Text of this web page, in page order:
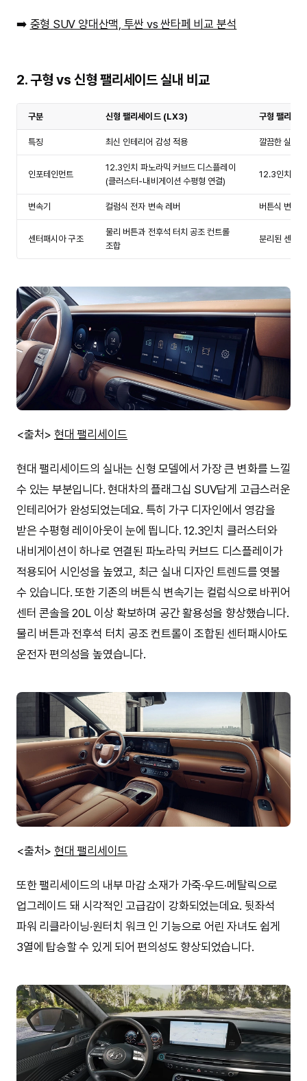
➡️ 중형 SUV 양대산맥, 투싼 vs 싼타페 비교 분석
2. 구형 vs 신형 팰리세이드 실내 비교
구분 신형 팰리세이드 (LX3) 구형 팰리세
특징 최신 인테리어 감성 적용 깔끔한 실내
인포테인먼트
12.3인치 파노라믹 커브드 디스플레이
(클러스터-내비게이션 수평형 연결)
12.3인치 디
변속기 컬럼식 전자 변속 레버 버튼식 변속기
센터패시아 구조
물리 버튼과 전후석 터치 공조 컨트롤
조합
분리된 센터
<출처> 현대 팰리세이드
현대 팰리세이드의 실내는 신형 모델에서 가장 큰 변화를 느낄
수 있는 부분입니다. 현대차의 플래그십 SUV답게 고급스러운
인테리어가 완성되었는데요. 특히 가구 디자인에서 영감을
받은 수평형 레이아웃이 눈에 띕니다. 12.3인치 클러스터와
내비게이션이 하나로 연결된 파노라믹 커브드 디스플레이가
적용되어 시인성을 높였고, 최근 실내 디자인 트렌드를 엿볼
수 있습니다. 또한 기존의 버튼식 변속기는 컬럼식으로 바뀌어
센터 콘솔을 20L 이상 확보하며 공간 활용성을 향상했습니다.
물리 버튼과 전후석 터치 공조 컨트롤이 조합된 센터패시아도
운전자 편의성을 높였습니다.
<출처> 현대 팰리세이드
또한 팰리세이드의 내부 마감 소재가 가죽·우드·메탈릭으로
업그레이드 돼 시각적인 고급감이 강화되었는데요. 뒷좌석
파워 리클라이닝·원터치 워크 인 기능으로 어린 자녀도 쉽게
3열에 탑승할 수 있게 되어 편의성도 향상되었습니다.